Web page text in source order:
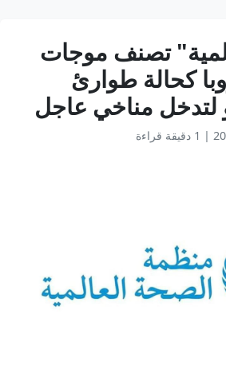
تصنف موجات
كحالة طوارئ
لتدخل مناخي عاجل
| 1 دقيقة قراءة